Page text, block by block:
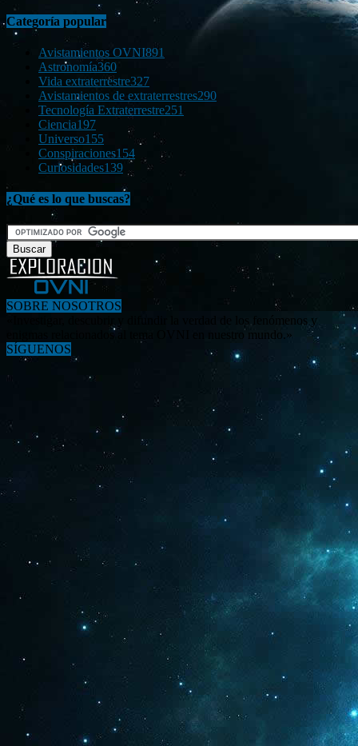
Categoría popular
Avistamientos OVNI891
Astronomía360
Vida extraterrestre327
Avistamientos de extraterrestres290
Tecnología Extraterrestre251
Ciencia197
Universo155
Conspiraciones154
Curiosidades139
¿Qué es lo que buscas?
SOBRE NOSOTROS
«Investigar, descubrir y difundir la verdad de los fenómenos y
enigmas relacionados al tema OVNI en nuestro mundo.»
SÍGUENOS